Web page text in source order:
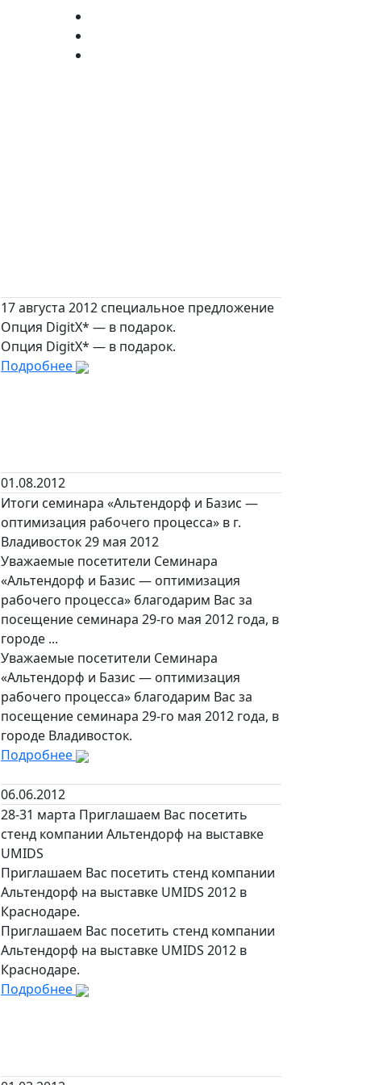
17 августа 2012 специальное предложение
Опция DigitX* — в подарок.
Опция DigitX* — в подарок.
Подробнее
01.08.2012
Итоги семинара «Альтендорф и Базис —
оптимизация рабочего процесса» в г.
Владивосток 29 мая 2012
Уважаемые посетители Семинара
«Альтендорф и Базис — оптимизация
рабочего процесса» благодарим Вас за
посещение семинара 29-го мая 2012 года, в
городе ...
Уважаемые посетители Семинара
«Альтендорф и Базис — оптимизация
рабочего процесса» благодарим Вас за
посещение семинара 29-го мая 2012 года, в
городе Владивосток.
Подробнее
06.06.2012
28-31 марта Приглашаем Вас посетить
стенд компании Альтендорф на выставке
UMIDS
Приглашаем Вас посетить стенд компании
Альтендорф на выставке UMIDS 2012 в
Краснодаре.
Приглашаем Вас посетить стенд компании
Альтендорф на выставке UMIDS 2012 в
Краснодаре.
Подробнее